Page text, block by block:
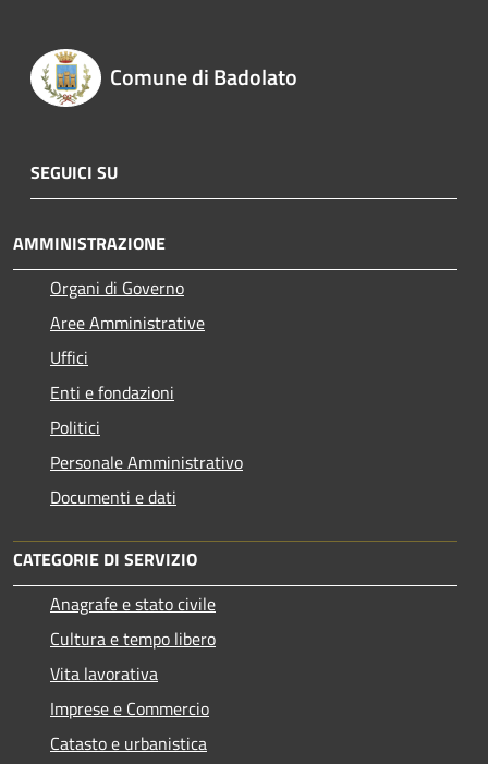
Comune di Badolato
SEGUICI SU
AMMINISTRAZIONE
Organi di Governo
Aree Amministrative
Uffici
Enti e fondazioni
Politici
Personale Amministrativo
Documenti e dati
CATEGORIE DI SERVIZIO
Anagrafe e stato civile
Cultura e tempo libero
Vita lavorativa
Imprese e Commercio
Catasto e urbanistica